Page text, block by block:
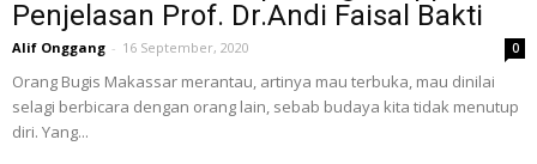
Penjelasan Prof. Dr.Andi Faisal Bakti
Alif Onggang - 16 September, 2020 0
Orang Bugis Makassar merantau, artinya mau terbuka, mau dinilai
selagi berbicara dengan orang lain, sebab budaya kita tidak menutup
diri. Yang...